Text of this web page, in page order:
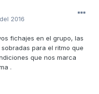
2016
fichajes en el grupo, las
para el ritmo que
que nos marca
.